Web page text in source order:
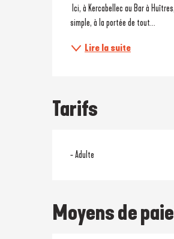
simple, à la portée de tout...
Lire la suite
Tarifs
- Adulte
Moyens de